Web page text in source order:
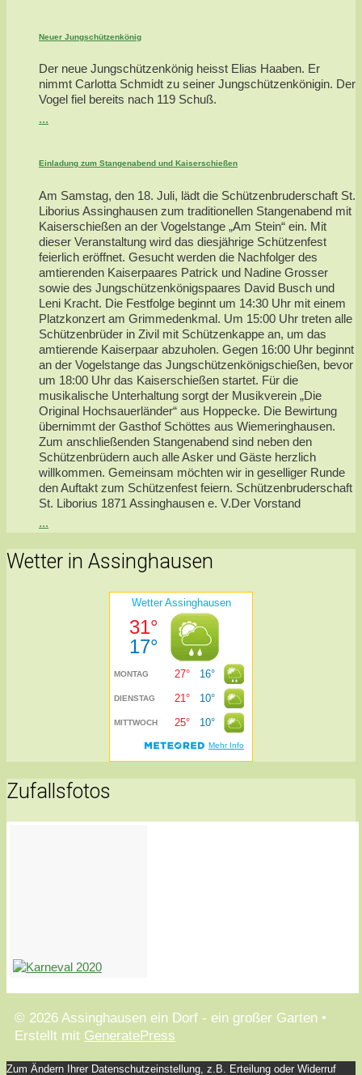
Neuer Jungschützenkönig
Der neue Jungschützenkönig heisst Elias Haaben. Er
nimmt Carlotta Schmidt zu seiner Jungschützenkönigin. Der
Vogel fiel bereits nach 119 Schuß.
...
Einladung zum Stangenabend und Kaiserschießen
Am Samstag, den 18. Juli, lädt die Schützenbruderschaft St.
Liborius Assinghausen zum traditionellen Stangenabend mit
Kaiserschießen an der Vogelstange „Am Stein“ ein. Mit
dieser Veranstaltung wird das diesjährige Schützenfest
feierlich eröffnet. Gesucht werden die Nachfolger des
amtierenden Kaiserpaares Patrick und Nadine Grosser
sowie des Jungschützenkönigspaares David Busch und
Leni Kracht. Die Festfolge beginnt um 14:30 Uhr mit einem
Platzkonzert am Grimmedenkmal. Um 15:00 Uhr treten alle
Schützenbrüder in Zivil mit Schützenkappe an, um das
amtierende Kaiserpaar abzuholen. Gegen 16:00 Uhr beginnt
an der Vogelstange das Jungschützenkönigschießen, bevor
um 18:00 Uhr das Kaiserschießen startet. Für die
musikalische Unterhaltung sorgt der Musikverein „Die
Original Hochsauerländer“ aus Hoppecke. Die Bewirtung
übernimmt der Gasthof Schöttes aus Wiemeringhausen.
Zum anschließenden Stangenabend sind neben den
Schützenbrüdern auch alle Asker und Gäste herzlich
willkommen. Gemeinsam möchten wir in geselliger Runde
den Auftakt zum Schützenfest feiern. Schützenbruderschaft
St. Liborius 1871 Assinghausen e. V.Der Vorstand
...
Wetter in Assinghausen
Zufallsfotos
© 2026 Assinghausen ein Dorf - ein großer Garten •
Erstellt mit GeneratePress
Zum Ändern Ihrer Datenschutzeinstellung, z.B. Erteilung oder Widerruf